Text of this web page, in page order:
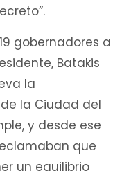
gobernadores a
Batakis
la
la Ciudad del
y desde ese
que
un equilibrio